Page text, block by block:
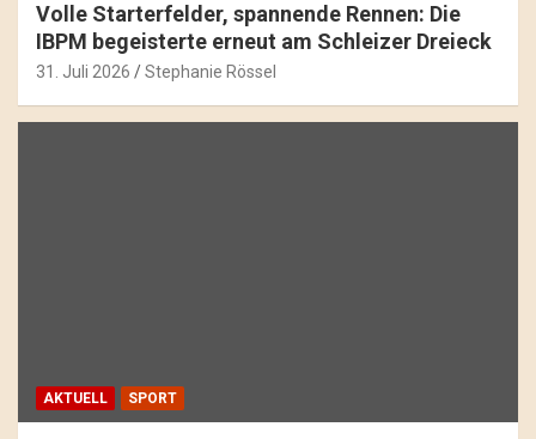
Volle Starterfelder, spannende Rennen: Die
IBPM begeisterte erneut am Schleizer Dreieck
31. Juli 2026 Stephanie Rössel
AKTUELL SPORT